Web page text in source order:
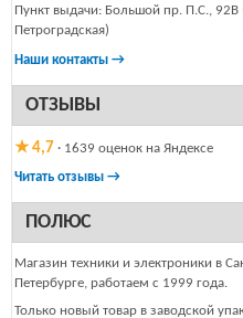
Пункт выдачи: Большой пр. П.С., 92В
Петроградская)
Наши контакты →
ОТЗЫВЫ
★ 4,7 · 1639 оценок на Яндексе
Читать отзывы →
ПОЛЮС
Магазин техники и электроники в
Петербурге, работаем с 1999 года.
Только новый товар в заводской